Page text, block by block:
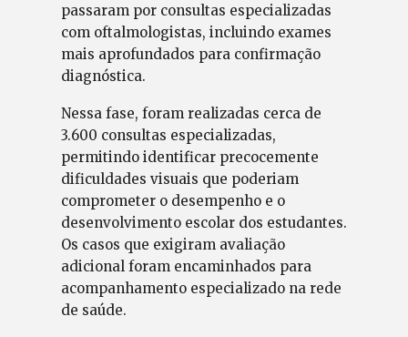
passaram por consultas especializadas
com oftalmologistas, incluindo exames
mais aprofundados para confirmação
diagnóstica.
Nessa fase, foram realizadas cerca de
3.600 consultas especializadas,
permitindo identificar precocemente
dificuldades visuais que poderiam
comprometer o desempenho e o
desenvolvimento escolar dos estudantes.
Os casos que exigiram avaliação
adicional foram encaminhados para
acompanhamento especializado na rede
de saúde.